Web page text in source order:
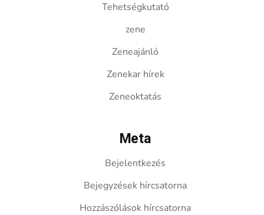
Tehetségkutató
zene
Zeneajánló
Zenekar hírek
Zeneoktatás
Meta
Bejelentkezés
Bejegyzések hírcsatorna
Hozzászólások hírcsatorna